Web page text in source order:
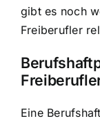
gibt es noch
Freiberufler
Eine